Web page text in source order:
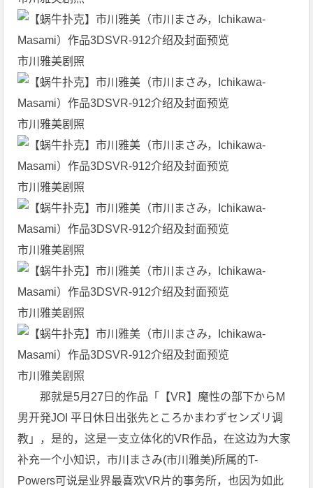
市川雅美剧照
市川雅美剧照
市川雅美剧照
市川雅美剧照
市川雅美剧照
市川雅美剧照
那就是5月27日的作品「【VR】魔性の部下からM
男开発JOI 平日休日出张先ところかまわずセンズリ调
教」，是的，这是一支立体化的VR作品，在这边为大家
补充一个小知识，市川まさみ(市川雅美)所属的T-
Powers可说是业界最喜欢VR片的事务所，也因为如此